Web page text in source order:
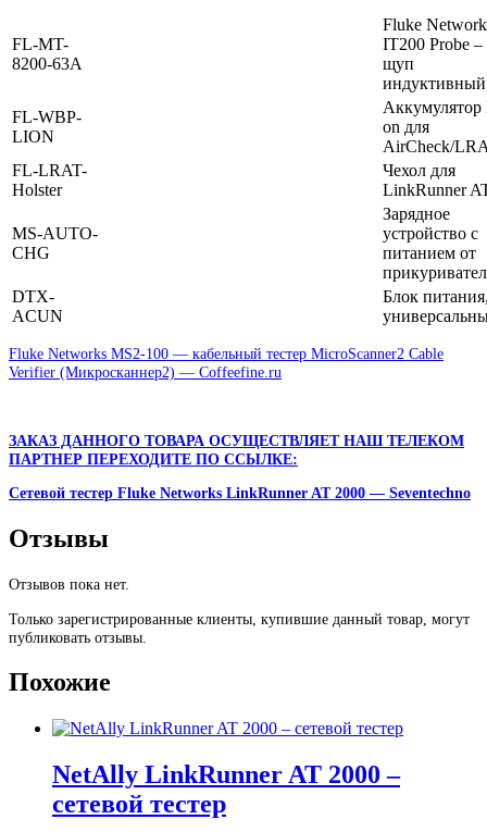
FL-MT-
8200-63A
Fluke
IT200 Probe –
щуп
индуктивный
FL-WBP-
LION
on для
AirCheck/
FL-LRAT-
Holster
Чехол для
LinkRunner
MS-AUTO-
CHG
Зарядное
устройство с
питанием от
DTX-
ACUN
Блок
Fluke Networks MS2-100 — кабельный тестер MicroScanner2 Cable
Verifier (Микросканнер2) — Coffeefine.ru
ЗАКАЗ ДАННОГО ТОВАРА ОСУЩЕСТВЛЯЕТ НАШ ТЕЛЕКОМ
ПАРТНЕР ПЕРЕХОДИТЕ ПО ССЫЛКЕ:
Сетевой тестер Fluke Networks LinkRunner AT 2000 — Seventechno
Отзывы
Отзывов пока нет.
Только зарегистрированные клиенты, купившие данный товар, могут
публиковать отзывы.
Похожие
NetAlly LinkRunner AT 2000 –
сетевой тестер